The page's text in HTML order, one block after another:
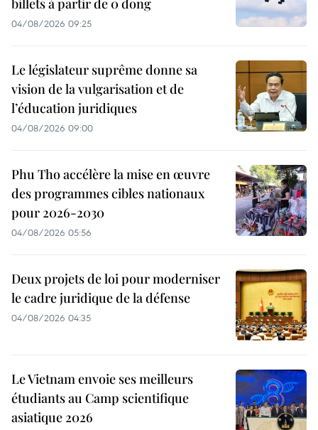
billets à partir de 0 dong
04/08/2026 09:25
Le législateur suprême donne sa
vision de la vulgarisation et de
l’éducation juridiques
04/08/2026 09:00
Phu Tho accélère la mise en œuvre
des programmes cibles nationaux
pour 2026-2030
04/08/2026 05:56
Deux projets de loi pour moderniser
le cadre juridique de la défense
04/08/2026 04:35
Le Vietnam envoie ses meilleurs
étudiants au Camp scientifique
asiatique 2026